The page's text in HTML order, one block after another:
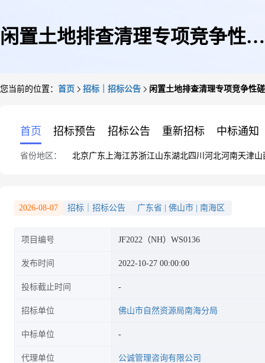
闲置土地排查清理专项竞争性磋
您当前的位置： 首页 招标｜招标公告 闲置土地排查清理专项竞争性
首页 招标预告 招标公告 重新招标 中标通知
省份地区： 北京广东 上海江苏浙江山东湖北四川 河北河南天津山
2026-08-07 招标｜招标公告 广东省 佛山市 南海区
项目编号 JF2022（NH）WS0136
发布时间 2022-10-27 00:00:00
投标截止时间
招标单位 佛山市自然资源局南海分局
中标单位
代理单位 公诚管理咨询有限公司